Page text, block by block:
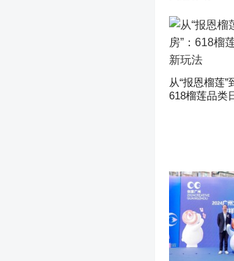
从“报恩榴莲”
618榴莲品类